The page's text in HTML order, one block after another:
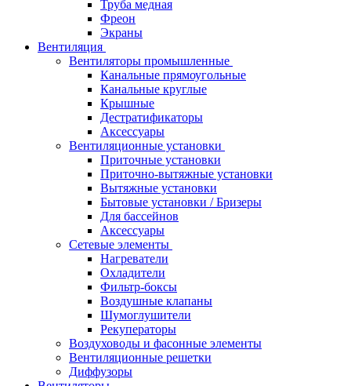
Труба медная
Фреон
Экраны
Вентиляция
Вентиляторы промышленные
Канальные прямоугольные
Канальные круглые
Крышные
Дестратификаторы
Аксессуары
Вентиляционные установки
Приточные установки
Приточно-вытяжные установки
Вытяжные установки
Бытовые установки / Бризеры
Для бассейнов
Аксессуары
Сетевые элементы
Нагреватели
Охладители
Фильтр-боксы
Воздушные клапаны
Шумоглушители
Рекуператоры
Воздуховоды и фасонные элементы
Вентиляционные решетки
Диффузоры